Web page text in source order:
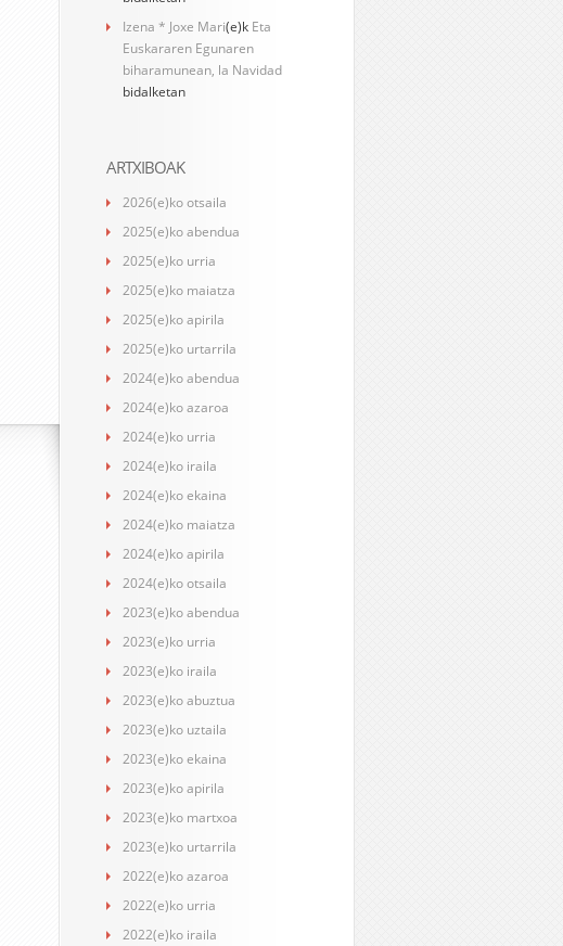
Izena * Joxe Mari(e)k Eta
Euskararen Egunaren
biharamunean, la Navidad
bidalketan
ARTXIBOAK
2026(e)ko otsaila
2025(e)ko abendua
2025(e)ko urria
2025(e)ko maiatza
2025(e)ko apirila
2025(e)ko urtarrila
2024(e)ko abendua
2024(e)ko azaroa
2024(e)ko urria
2024(e)ko iraila
2024(e)ko ekaina
2024(e)ko maiatza
2024(e)ko apirila
2024(e)ko otsaila
2023(e)ko abendua
2023(e)ko urria
2023(e)ko iraila
2023(e)ko abuztua
2023(e)ko uztaila
2023(e)ko ekaina
2023(e)ko apirila
2023(e)ko martxoa
2023(e)ko urtarrila
2022(e)ko azaroa
2022(e)ko urria
2022(e)ko iraila